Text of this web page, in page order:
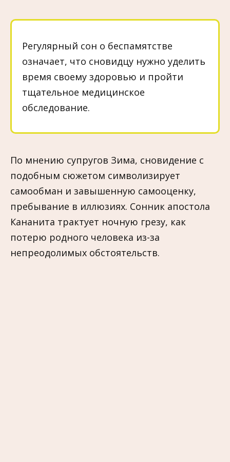
Регулярный сон о беспамятстве
означает, что сновидцу нужно уделить
время своему здоровью и пройти
тщательное медицинское
обследование.
По мнению супругов Зима, сновидение с
подобным сюжетом символизирует
самообман и завышенную самооценку,
пребывание в иллюзиях. Сонник апостола
Кананита трактует ночную грезу, как
потерю родного человека из-за
непреодолимых обстоятельств.